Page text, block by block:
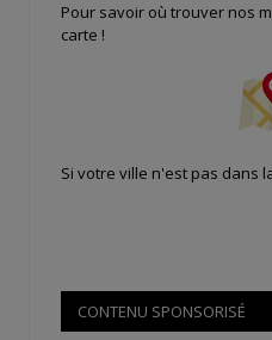
Pour savoir où trouver nos
carte !
Si votre ville n'est pas dans
CONTENU SPONSORISÉ